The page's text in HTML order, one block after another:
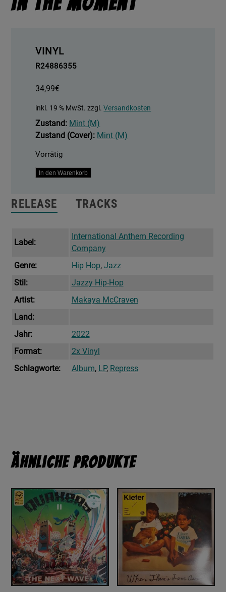
VINYL
R24886355
34,99€
inkl. 19 % MwSt. zzgl.Versandkosten
Zustand: Mint (M)
Zustand (Cover): Mint (M)
Vorrätig
In
Moment
Menge
In den Warenkorb
RELEASE TRACKS
Label:
International Anthem Recording
Company
Genre:
Hip Hop, Jazz
Stil:
Jazzy Hip-Hop
Artist:
Makaya McCraven
Land:
Jahr:
2022
Format:
2x Vinyl
Schlagworte:
Album, LP, Repress
Ähnliche Produkte